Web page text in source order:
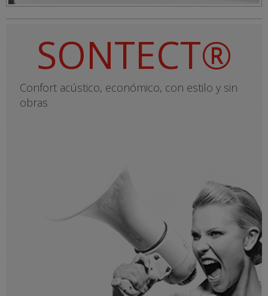
SONTECT®
Confort acústico, económico, con estilo y sin
obras